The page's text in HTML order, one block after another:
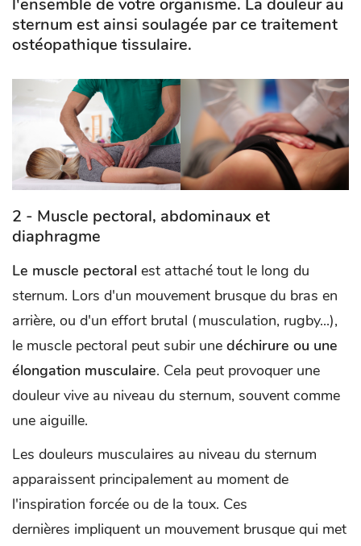
l'ensemble de votre organisme. La douleur au
sternum est ainsi soulagée par ce traitement
ostéopathique tissulaire.
2 - Muscle pectoral, abdominaux et
diaphragme
Le muscle pectoral est attaché tout le long du
sternum. Lors d'un mouvement brusque du bras en
arrière, ou d'un effort brutal (musculation, rugby...),
le muscle pectoral peut subir une déchirure ou une
élongation musculaire. Cela peut provoquer une
douleur vive au niveau du sternum, souvent comme
une aiguille.
Les douleurs musculaires au niveau du sternum
apparaissent principalement au moment de
l'inspiration forcée ou de la toux. Ces
dernières impliquent un mouvement brusque qui met